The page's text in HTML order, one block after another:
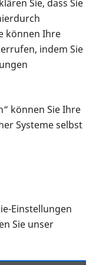
Sie, dass Sie
können Ihre
indem Sie
können Sie Ihre
Systeme selbst
Einstellungen
Sie unser